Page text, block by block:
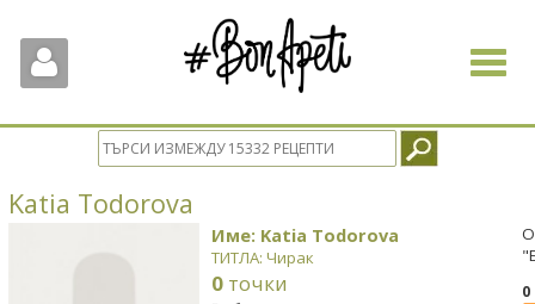
Toggle
Katia Todorova
Име: Katia Todorova
ТИТЛА: Чирак
0 точки